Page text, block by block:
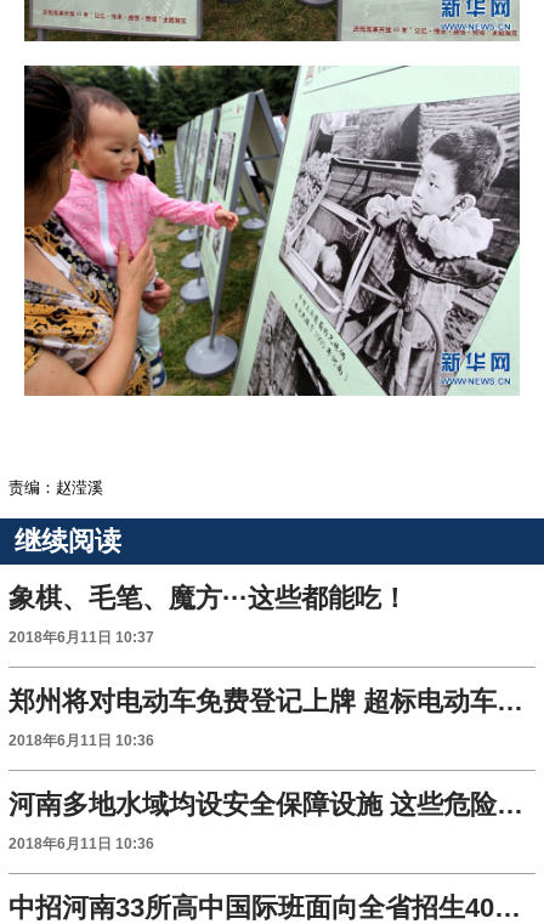
责编：赵滢溪
继续阅读
象棋、毛笔、魔方···这些都能吃！
2018年6月11日 10:37
郑州将对电动车免费登记上牌 超标电动车将逐步淘汰
2018年6月11日 10:36
河南多地水域均设安全保障设施 这些危险水域莫涉足
2018年6月11日 10:36
中招河南33所高中国际班面向全省招生4020人